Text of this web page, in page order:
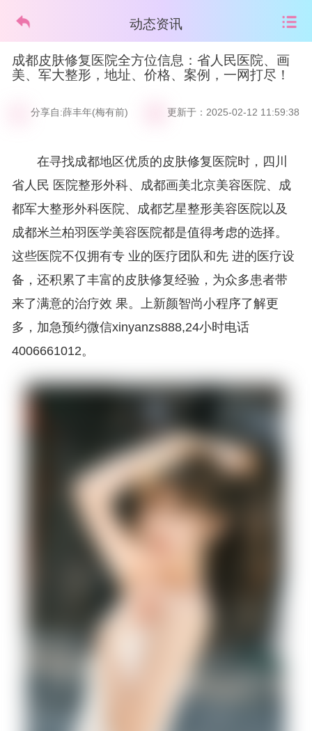
动态资讯
成都皮肤修复医院全方位信息：省人民医院、画
美、军大整形，地址、价格、案例，一网打尽！
分享自:薛丰年(梅有前) 更新于：2025-02-12 11:59:38
在寻找成都地区优质的皮肤修复医院时，四川
省人民 医院整形外科、成都画美北京美容医院、成
都军大整形外科医院、成都艺星整形美容医院以及
成都米兰柏羽医学美容医院都是值得考虑的选择。
这些医院不仅拥有专 业的医疗团队和先 进的医疗设
备，还积累了丰富的皮肤修复经验，为众多患者带
来了满意的治疗效 果。 上新颜智尚小程序了解更
多，加急预约微信xinyanzs888,24小时电话
4006661012。